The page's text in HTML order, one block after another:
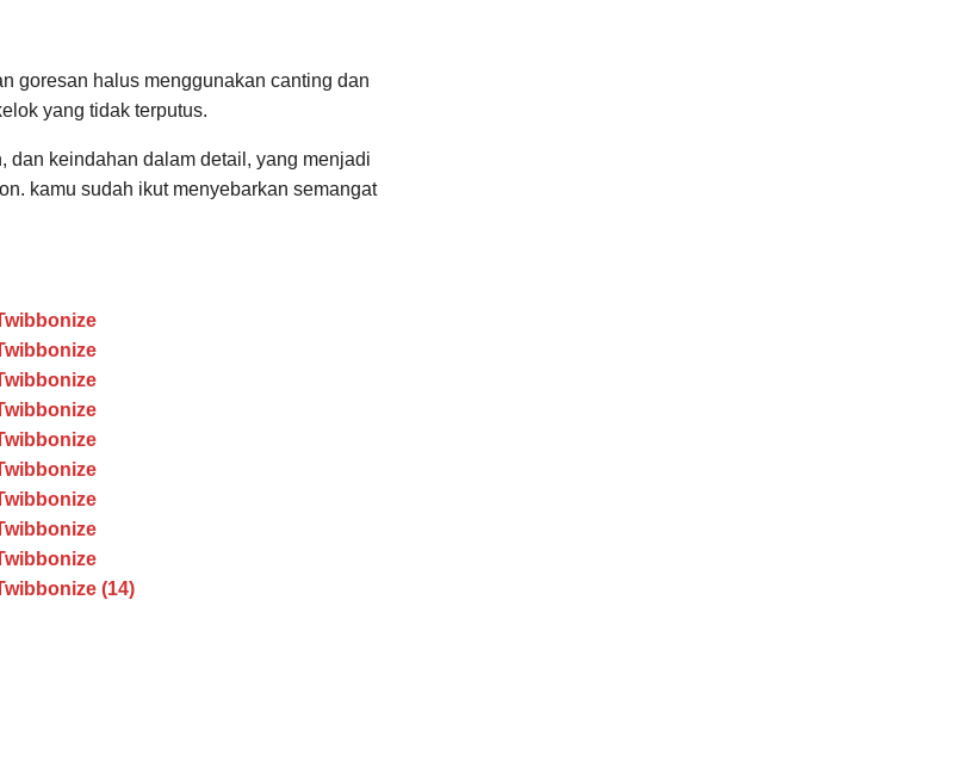
goresan halus menggunakan canting dan
yang tidak terputus.
dan keindahan dalam detail, yang menjadi
kamu sudah ikut menyebarkan semangat
(14)